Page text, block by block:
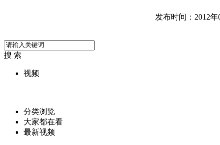
发布时间：2012年
搜 索
视频
分类浏览
大家都在看
最新视频